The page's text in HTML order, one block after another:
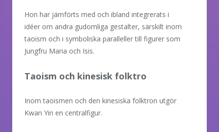
Hon har jämförts med och ibland integrerats i
idéer om andra gudomliga gestalter, särskilt inom
taoism och i symboliska paralleller till figurer som
Jungfru Maria och Isis.
Taoism och kinesisk folktro
Inom taoismen och den kinesiska folktron utgör
Kwan Yin en centralfigur.